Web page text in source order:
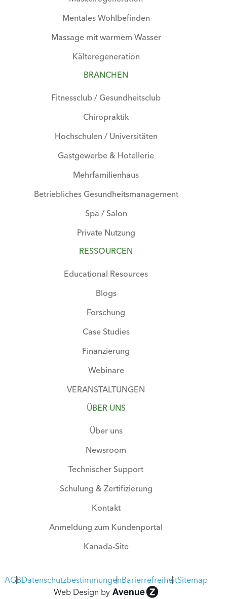
Mentales Wohlbefinden
Massage mit warmem Wasser
Kälteregeneration
BRANCHEN
Fitnessclub / Gesundheitsclub
Chiropraktik
Hochschulen / Universitäten
Gastgewerbe & Hotellerie
Mehrfamilienhaus
Betriebliches Gesundheitsmanagement
Spa / Salon
Private Nutzung
RESSOURCEN
Educational Resources
Blogs
Forschung
Case Studies
Finanzierung
Webinare
VERANSTALTUNGEN
ÜBER UNS
Über uns
Newsroom
Technischer Support
Schulung & Zertifizierung
Kontakt
Anmeldung zum Kundenportal
Kanada-Site
AGBDatenschutzbestimmungenBarierrefreiheitSitemap
Web Design by